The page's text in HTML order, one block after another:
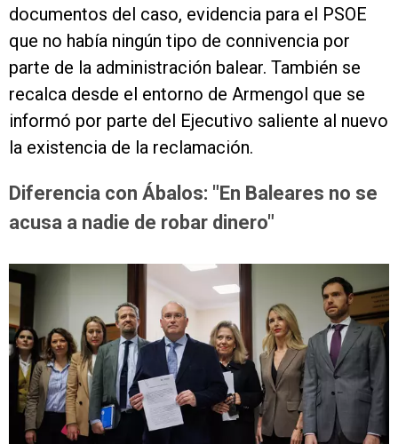
documentos del caso, evidencia para el PSOE
que no había ningún tipo de connivencia por
parte de la administración balear. También se
recalca desde el entorno de Armengol que se
informó por parte del Ejecutivo saliente al nuevo
la existencia de la reclamación.
Diferencia con Ábalos: "En Baleares no se
acusa a nadie de robar dinero"